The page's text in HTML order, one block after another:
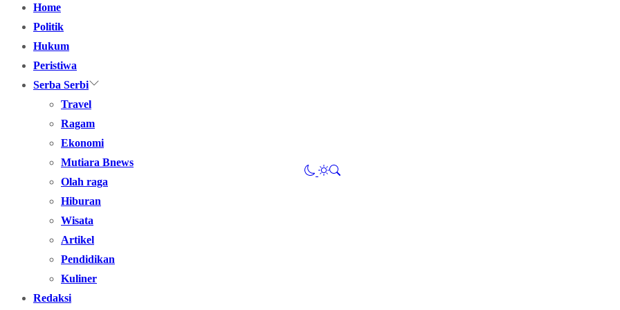
Home
Politik
Hukum
Peristiwa
Serba Serbi
Travel
Ragam
Ekonomi
Mutiara Bnews
Olah raga
Hiburan
Wisata
Artikel
Pendidikan
Kuliner
Redaksi